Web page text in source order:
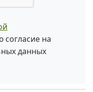
согласие на
данных